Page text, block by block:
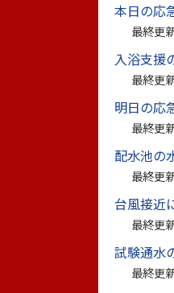
本日の応
最終更
入浴支援
最終更
明日の応
最終更
配水池の
最終更
台風接近
最終更
試験通水
最終更
2025年3
2025年
2024年7
2023年
2023年
2023年
2023年